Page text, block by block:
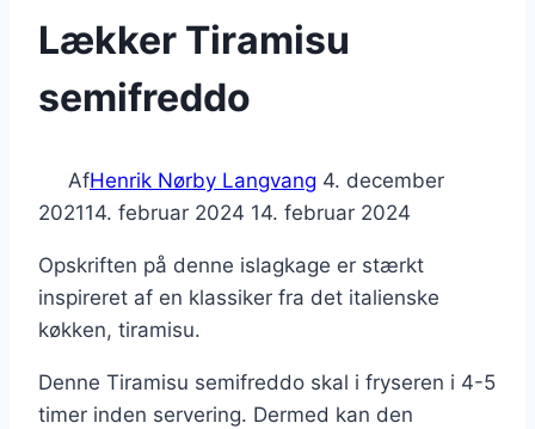
Lækker Tiramisu
semifreddo
AfHenrik Nørby Langvang 4. december
202114. februar 2024 14. februar 2024
Opskriften på denne islagkage er stærkt
inspireret af en klassiker fra det italienske
køkken, tiramisu.
Denne Tiramisu semifreddo skal i fryseren i 4-5
timer inden servering. Dermed kan den